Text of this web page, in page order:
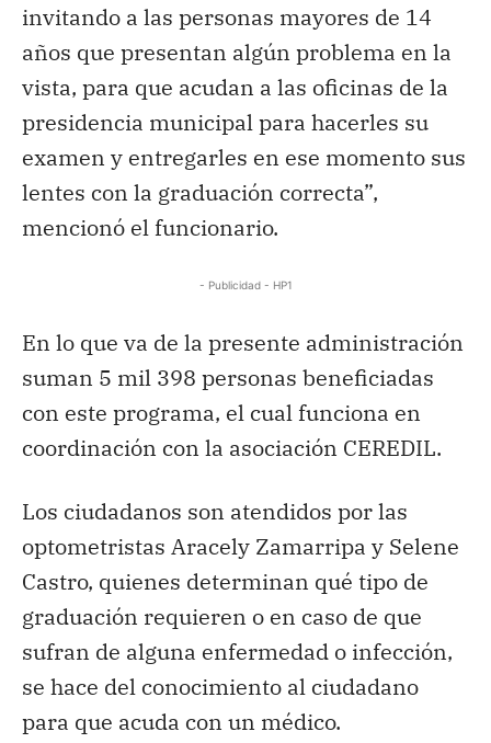
invitando a las personas mayores de 14
años que presentan algún problema en la
vista, para que acudan a las oficinas de la
presidencia municipal para hacerles su
examen y entregarles en ese momento sus
lentes con la graduación correcta”,
mencionó el funcionario.
- Publicidad - HP1
En lo que va de la presente administración
suman 5 mil 398 personas beneficiadas
con este programa, el cual funciona en
coordinación con la asociación CEREDIL.
Los ciudadanos son atendidos por las
optometristas Aracely Zamarripa y Selene
Castro, quienes determinan qué tipo de
graduación requieren o en caso de que
sufran de alguna enfermedad o infección,
se hace del conocimiento al ciudadano
para que acuda con un médico.